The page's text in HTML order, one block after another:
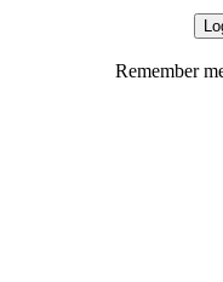
Remember